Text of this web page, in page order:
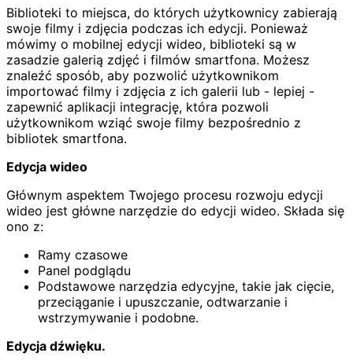
Biblioteki to miejsca, do których użytkownicy zabierają
swoje filmy i zdjęcia podczas ich edycji. Ponieważ
mówimy o mobilnej edycji wideo, biblioteki są w
zasadzie galerią zdjęć i filmów smartfona. Możesz
znaleźć sposób, aby pozwolić użytkownikom
importować filmy i zdjęcia z ich galerii lub - lepiej -
zapewnić aplikacji integrację, która pozwoli
użytkownikom wziąć swoje filmy bezpośrednio z
bibliotek smartfona.
Edycja wideo
Głównym aspektem Twojego procesu rozwoju edycji
wideo jest główne narzędzie do edycji wideo. Składa się
ono z:
Ramy czasowe
Panel podglądu
Podstawowe narzędzia edycyjne, takie jak cięcie,
przeciąganie i upuszczanie, odtwarzanie i
wstrzymywanie i podobne.
Edycja dźwięku.